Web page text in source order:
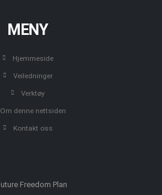
MENY
Hjemmeside
Veiledninger
Verktøy
Om denne nettsiden
Kontakt oss
Freedom Plan